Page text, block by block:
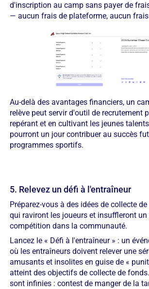
d'inscription au camp sans payer de
— aucun frais de plateforme, aucun
Au-delà des avantages financiers, un
relève peut servir d'outil de recrutement
repérant et en cultivant les jeunes
pourront un jour contribuer au succès
programmes sportifs.
5. Relevez un défi à l'entraîneur
Préparez-vous à des idées de collecte
qui raviront les joueurs et insuffleront un
compétition dans la communauté.
Lancez le « Défi à l'entraîneur » : un
où les entraîneurs doivent relever une
amusants et insolites en guise de «
atteint des objectifs de collecte de
sont infinies : contest de manger de la